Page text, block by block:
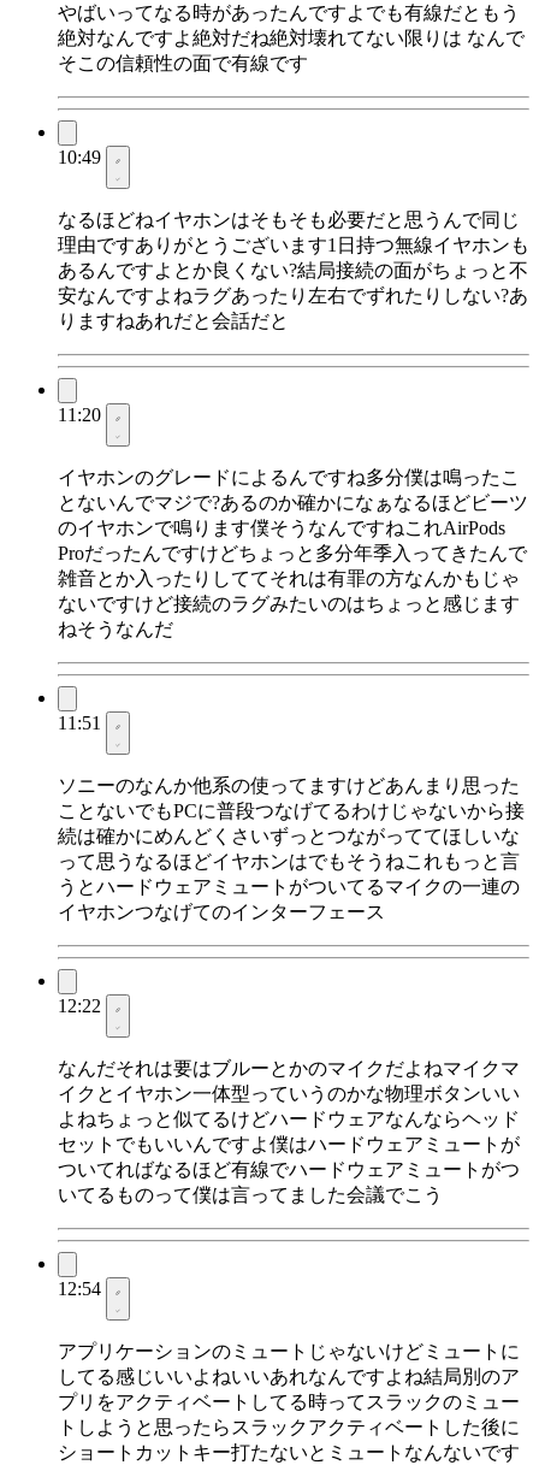
やばいってなる時があったんですよでも有線だともう
絶対なんですよ絶対だね絶対壊れてない限りは なんで
そこの信頼性の面で有線です
10:49
なるほどねイヤホンはそもそも必要だと思うんで同じ
理由ですありがとうございます1日持つ無線イヤホンも
あるんですよとか良くない?結局接続の面がちょっと不
安なんですよねラグあったり左右でずれたりしない?あ
りますねあれだと会話だと
11:20
イヤホンのグレードによるんですね多分僕は鳴ったこ
とないんでマジで?あるのか確かになぁなるほどビーツ
のイヤホンで鳴ります僕そうなんですねこれAirPods
Proだったんですけどちょっと多分年季入ってきたんで
雑音とか入ったりしててそれは有罪の方なんかもじゃ
ないですけど接続のラグみたいのはちょっと感じます
ねそうなんだ
11:51
ソニーのなんか他系の使ってますけどあんまり思った
ことないでもPCに普段つなげてるわけじゃないから接
続は確かにめんどくさいずっとつながっててほしいな
って思うなるほどイヤホンはでもそうねこれもっと言
うとハードウェアミュートがついてるマイクの一連の
イヤホンつなげてのインターフェース
12:22
なんだそれは要はブルーとかのマイクだよねマイクマ
イクとイヤホン一体型っていうのかな物理ボタンいい
よねちょっと似てるけどハードウェアなんならヘッド
セットでもいいんですよ僕はハードウェアミュートが
ついてればなるほど有線でハードウェアミュートがつ
いてるものって僕は言ってました会議でこう
12:54
アプリケーションのミュートじゃないけどミュートに
してる感じいいよねいいあれなんですよね結局別のア
プリをアクティベートしてる時ってスラックのミュー
トしようと思ったらスラックアクティベートした後に
ショートカットキー打たないとミュートなんないです